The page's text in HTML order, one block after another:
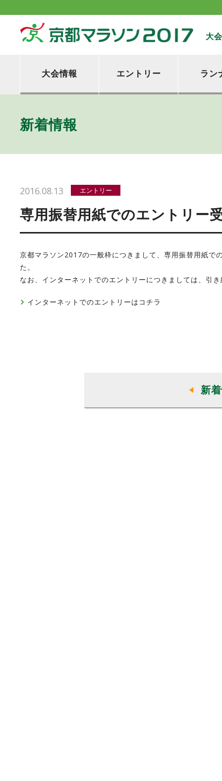
大
大会情報 エントリー ラン
新着情報
2016.08.13 エントリー
専用振替用紙でのエントリー
京都マラソン2017の一般枠につきまして、専用振替用紙
た。
なお、インターネットでのエントリーにつきましては、引
インターネットでのエントリーはコチラ
新